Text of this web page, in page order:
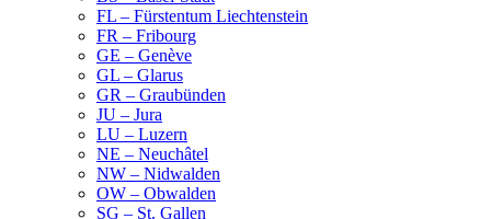
FL – Fürstentum Liechtenstein
FR – Fribourg
GE – Genève
GL – Glarus
GR – Graubünden
JU – Jura
LU – Luzern
NE – Neuchâtel
NW – Nidwalden
OW – Obwalden
SG – St. Gallen